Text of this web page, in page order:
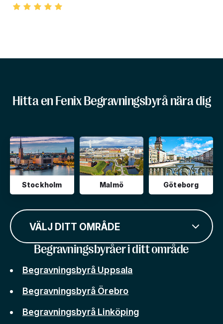
Hitta en Fenix Begravningsbyrå nära dig
Stockholm Malmö Göteborg
VÄLJ DITT OMRÅDE
Begravningsbyråer i ditt område
Begravningsbyrå Uppsala
Begravningsbyrå Örebro
Begravningsbyrå Linköping